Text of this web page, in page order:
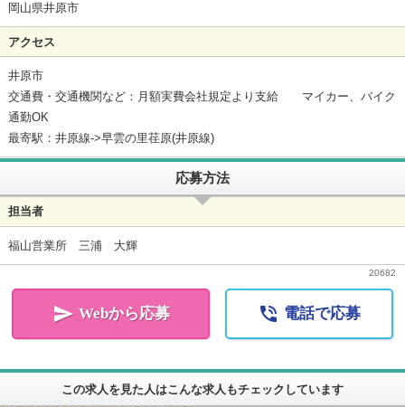
岡山県井原市
アクセス
井原市
交通費・交通機関など：月額実費会社規定より支給 マイカー、バイク
通勤OK
最寄駅：井原線->早雲の里荏原(井原線)
応募方法
担当者
福山営業所 三浦 大輝
20682
 Webから応募  電話で応募
この求人を見た人はこんな求人もチェックしています